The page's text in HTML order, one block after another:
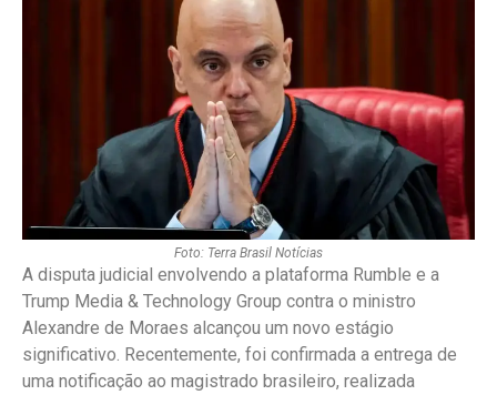
Foto: Terra Brasil Notícias
A disputa judicial envolvendo a plataforma Rumble e a
Trump Media & Technology Group contra o ministro
Alexandre de Moraes alcançou um novo estágio
significativo. Recentemente, foi confirmada a entrega de
uma notificação ao magistrado brasileiro, realizada